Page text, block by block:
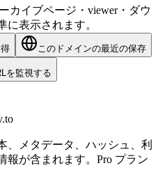
カイブページ・viewer・ダウ
に表示されます。
このドメインの最近の保存
を監視する
、メタデータ、ハッシュ、利
報が含まれます。Pro プラン